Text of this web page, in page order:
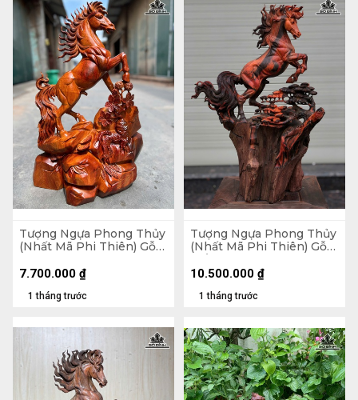
Tượng Ngựa Phong Thủy
(Nhất Mã Phi Thiên) Gỗ
Sâu 24 (cm) - 20kg
1 tháng trước
7.700.000 ₫
Tượng Ngựa Phong Thủy
(Nhất Mã Phi Thiên) Gỗ
Sâu 20 (cm)
1 tháng trước
10.500.000 ₫